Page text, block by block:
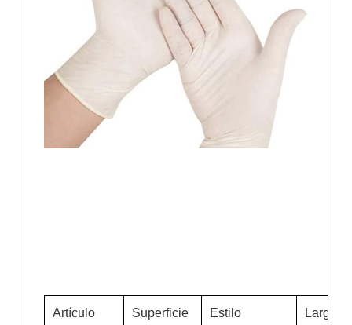
Artículo
Superficie Estilo Largura